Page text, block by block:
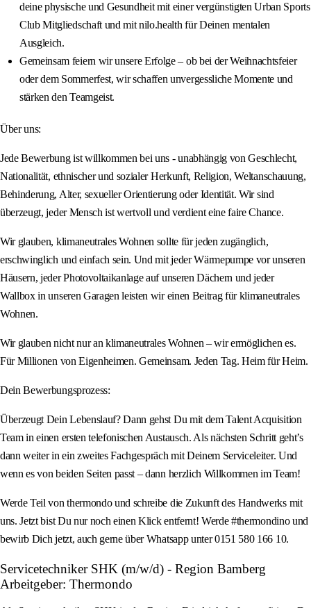
deine physische und Gesundheit mit einer vergünstigten Urban Sports
Club Mitgliedschaft und mit nilo.health für Deinen mentalen
Ausgleich.
Gemeinsam feiern wir unsere Erfolge – ob bei der Weihnachtsfeier
oder dem Sommerfest, wir schaffen unvergessliche Momente und
stärken den Teamgeist.
Über uns:
Jede Bewerbung ist willkommen bei uns - unabhängig von Geschlecht,
Nationalität, ethnischer und sozialer Herkunft, Religion, Weltanschauung,
Behinderung, Alter, sexueller Orientierung oder Identität. Wir sind
überzeugt, jeder Mensch ist wertvoll und verdient eine faire Chance.
Wir glauben, klimaneutrales Wohnen sollte für jeden zugänglich,
erschwinglich und einfach sein. Und mit jeder Wärmepumpe vor unseren
Häusern, jeder Photovoltaikanlage auf unseren Dächern und jeder
Wallbox in unseren Garagen leisten wir einen Beitrag für klimaneutrales
Wohnen.
Wir glauben nicht nur an klimaneutrales Wohnen – wir ermöglichen es.
Für Millionen von Eigenheimen. Gemeinsam. Jeden Tag. Heim für Heim.
Dein Bewerbungsprozess:
Überzeugt Dein Lebenslauf? Dann gehst Du mit dem Talent Acquisition
Team in einen ersten telefonischen Austausch. Als nächsten Schritt geht’s
dann weiter in ein zweites Fachgespräch mit Deinem Serviceleiter. Und
wenn es von beiden Seiten passt – dann herzlich Willkommen im Team!
Werde Teil von thermondo und schreibe die Zukunft des Handwerks mit
uns. Jetzt bist Du nur noch einen Klick entfernt! Werde #thermondino und
bewirb Dich jetzt, auch gerne über Whatsapp unter 0151 580 166 10.
Servicetechniker SHK (m/w/d) - Region Bamberg
Arbeitgeber: Thermondo